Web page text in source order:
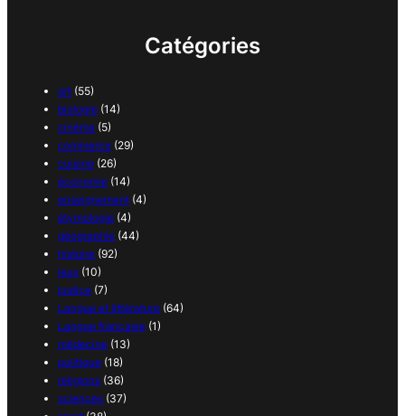
Catégories
art (55)
biologie (14)
cinéma (5)
commerce (29)
cuisine (26)
économie (14)
enseignement (4)
étymologie (4)
géographie (44)
histoire (92)
jeux (10)
justice (7)
Langue et littérature (64)
Langue française (1)
médecine (13)
politique (18)
religions (36)
sciences (37)